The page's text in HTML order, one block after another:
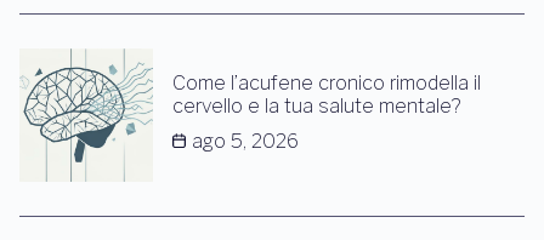
Come l’acufene cronico rimodella il
cervello e la tua salute mentale?
ago 5, 2026